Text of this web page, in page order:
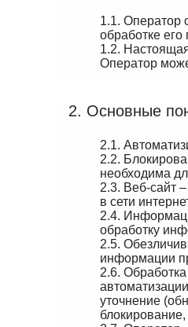
1.1. Оператор
обработке
1.2.
Оператор
2. Основные
2.1.
2.2.
необходима
2.3. Веб-сайт
в сети
2.4.
обработку
2.5.
информации
2.6.
уточнение